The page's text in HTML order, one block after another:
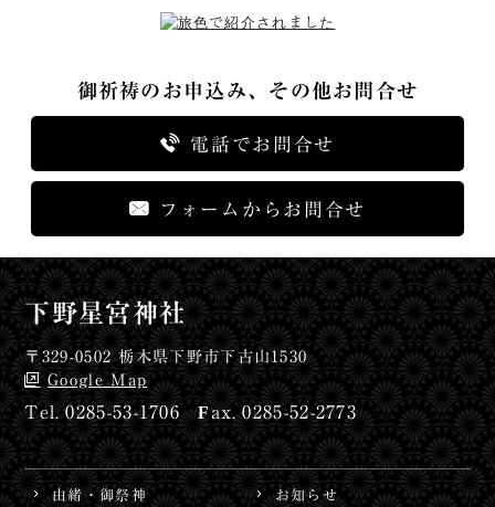
御祈祷のお申込み、その他お問合せ
電話でお問合せ
フォームからお問合せ
下野星宮神社
〒329-0502 栃木県下野市下古山1530
Google Map
0285-53-1706 0285-52-2773
由緒・御祭神 お知らせ